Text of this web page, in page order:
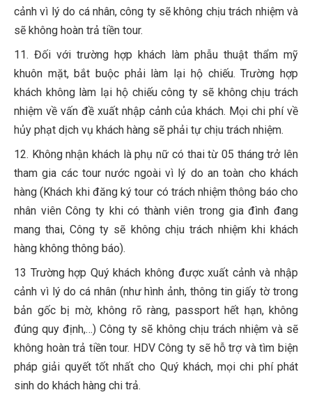
cảnh vì lý do cá nhân, công ty sẽ không chịu trách nhiệm và
sẽ không hoàn trả tiền tour.
11. Đối với trường hợp khách làm phẫu thuật thẩm mỹ
khuôn mặt, bắt buộc phải làm lại hộ chiếu. Trường hợp
khách không làm lại hộ chiếu công ty sẽ không chịu trách
nhiệm về vấn đề xuất nhập cảnh của khách. Mọi chi phí về
hủy phạt dịch vụ khách hàng sẽ phải tự chịu trách nhiệm.
12. Không nhận khách là phụ nữ có thai từ 05 tháng trở lên
tham gia các tour nước ngoài vì lý do an toàn cho khách
hàng (Khách khi đăng ký tour có trách nhiệm thông báo cho
nhân viên Công ty khi có thành viên trong gia đình đang
mang thai, Công ty sẽ không chịu trách nhiệm khi khách
hàng không thông báo).
13 Trường hợp Quý khách không được xuất cảnh và nhập
cảnh vì lý do cá nhân (như hình ảnh, thông tin giấy tờ trong
bản gốc bị mờ, không rõ ràng, passport hết hạn, không
đúng quy định,…) Công ty sẽ không chịu trách nhiệm và sẽ
không hoàn trả tiền tour. HDV Công ty sẽ hỗ trợ và tìm biện
pháp giải quyết tốt nhất cho Quý khách, mọi chi phí phát
sinh do khách hàng chi trả.